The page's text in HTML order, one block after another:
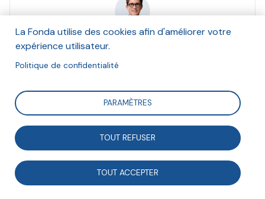
Nils Pedersen
Et Dominique Méda, Julie Battilana
Décembre 2020
Suivre
Le propos du Manifeste Travail est simple : les
employé·e·s ne sont pas des marchandises au service
du capital. L’entreprise doit donc évoluer pour faire
La Fonda utilise des cookies afin d'améliorer votre
expérience utilisateur.
Politique de confidentialité
PARAMÈTRES
TOUT REFUSER
TOUT ACCEPTER